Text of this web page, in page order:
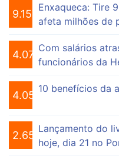
9.157
Enxaqueca: Tire
afeta milhões de
4.076
Com salários
funcionários da
4.056
10 benefícios da
2.656
Lançamento do
hoje, dia 21 no